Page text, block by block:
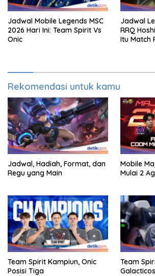
Jadwal Mobile Legends MSC
2026 Hari Ini: Team Spirit Vs
Onic
Jadwal
RRQ
Itu Match
Rekomendasi untuk kamu
Jadwal, Hadiah, Format, dan
Regu yang Main
Mobile
Mulai 2
Team Spirit Kampiun, Onic
Posisi Tiga
Team
Galacticos